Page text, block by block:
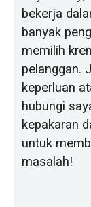
bekerja
banyak
memilih
pelanggan.
keperluan
hubungi
kepakaran
untuk
masalah!